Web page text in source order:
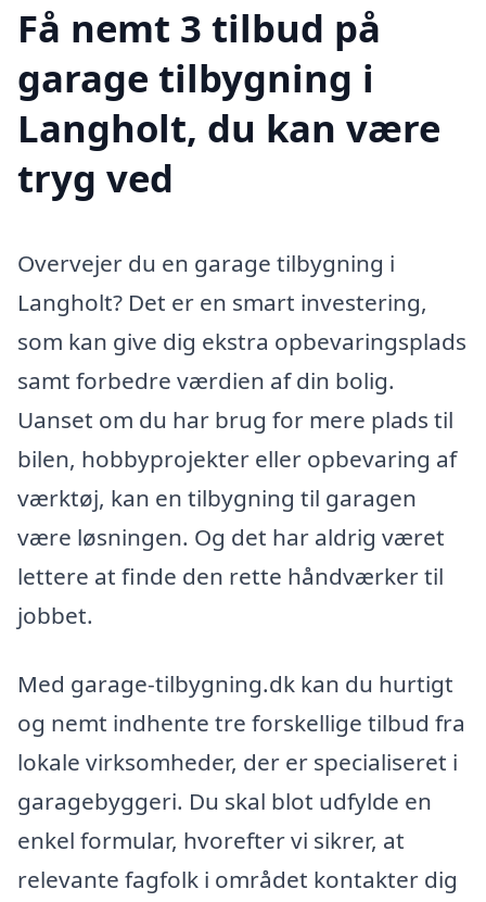
Få nemt 3 tilbud på
garage tilbygning i
Langholt, du kan være
tryg ved
Overvejer du en garage tilbygning i
Langholt? Det er en smart investering,
som kan give dig ekstra opbevaringsplads
samt forbedre værdien af din bolig.
Uanset om du har brug for mere plads til
bilen, hobbyprojekter eller opbevaring af
værktøj, kan en tilbygning til garagen
være løsningen. Og det har aldrig været
lettere at finde den rette håndværker til
jobbet.
Med garage-tilbygning.dk kan du hurtigt
og nemt indhente tre forskellige tilbud fra
lokale virksomheder, der er specialiseret i
garagebyggeri. Du skal blot udfylde en
enkel formular, hvorefter vi sikrer, at
relevante fagfolk i området kontakter dig